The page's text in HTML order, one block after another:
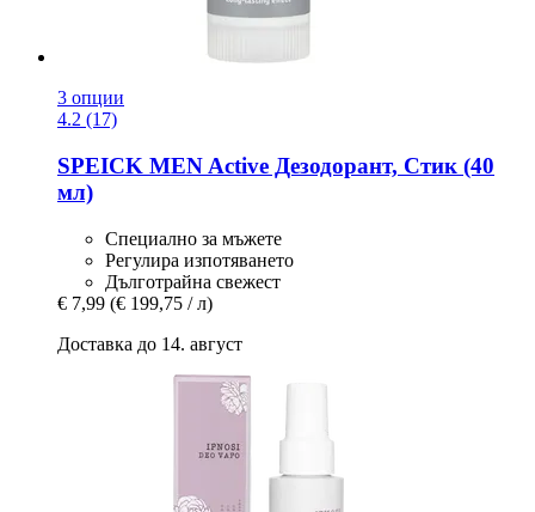
3 опции
4.2 (17)
SPEICK MEN Active Дезодорант, Стик (40
мл)
Специално за мъжете
Регулира изпотяването
Дълготрайна свежест
€ 7,99 (€ 199,75 / л)
Доставка до 14. август